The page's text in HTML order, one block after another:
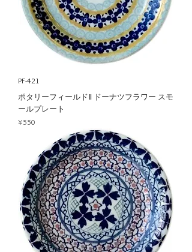
PF-421
ポタリーフィールドⅡ ドーナツフラワー スモ
ールプレート
Price
¥550